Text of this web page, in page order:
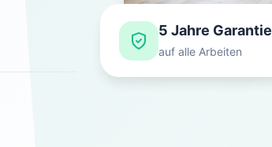
5 Jahre Garantie
auf alle Arbeiten